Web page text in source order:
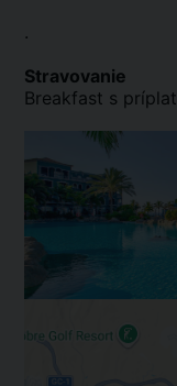
.
Stravovanie
Breakfast s